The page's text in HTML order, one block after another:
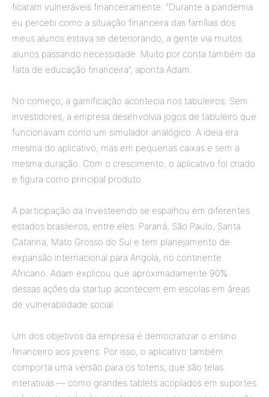
ficaram vulneráveis financeiramente. “Durante a pandemia
eu percebi como a situação financeira das famílias dos
meus alunos estava se deteriorando, a gente via muitos
alunos passando necessidade. Muito por conta também da
falta de educação financeira”, aponta Adam.
No começo, a gamificação acontecia nos tabuleiros. Sem
investidores, a empresa desenvolvia jogos de tabuleiro que
funcionavam como um simulador analógico. A ideia era
mesma do aplicativo, mas em pequenas caixas e sem a
mesma duração. Com o crescimento, o aplicativo foi criado
e figura como principal produto.
A participação da Investeendo se espalhou em diferentes
estados brasileiros, entre eles: Paraná, São Paulo, Santa
Catarina, Mato Grosso do Sul e tem planejamento de
expansão internacional para Angola, no continente
Africano. Adam explicou que aproximadamente 90%
dessas ações da startup acontecem em escolas em áreas
de vulnerabilidade social.
Um dos objetivos da empresa é democratizar o ensino
financeiro aos jovens. Por isso, o aplicativo também
comporta uma versão para os totens, que são telas
interativas — como grandes tablets acoplados em suportes